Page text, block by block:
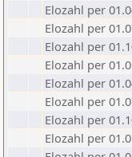
Elozahl per
Elozahl per
Elozahl per
Elozahl per
Elozahl per
Elozahl per
Elozahl per
Elozahl per